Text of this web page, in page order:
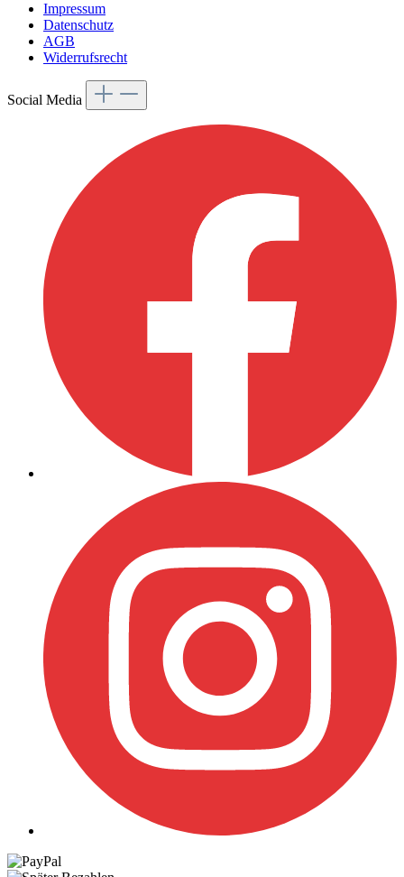
Impressum
Datenschutz
AGB
Widerrufsrecht
Social Media